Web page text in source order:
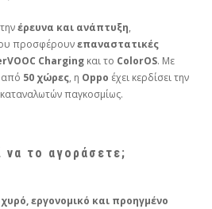
έρευνα και ανάπτυξη,
προσφέρουνεπαναστατικές
Charging και το ColorOS. Με
από 50 χώρες, η Oppo έχει κερδίσει την
παγκοσμίως.
να το αγοράσετε;
εργονομικό και προηγμένο